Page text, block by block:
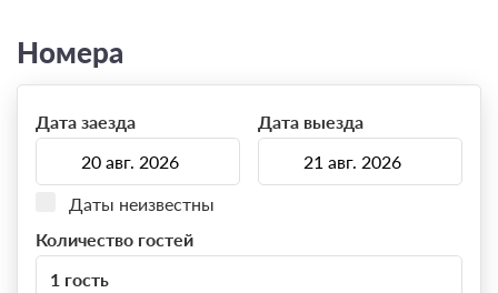
Номера
Дата заезда Дата выезда
Даты неизвестны
Количество гостей
1 гость